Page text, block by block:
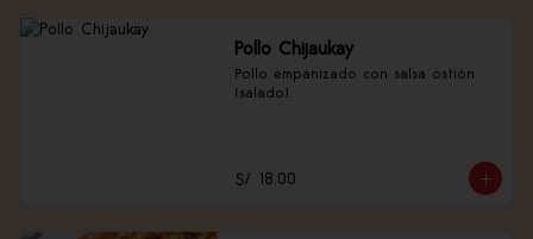
Pollo Chijaukay
Pollo empanizado con salsa ostión
(salado).
S/ 18.00